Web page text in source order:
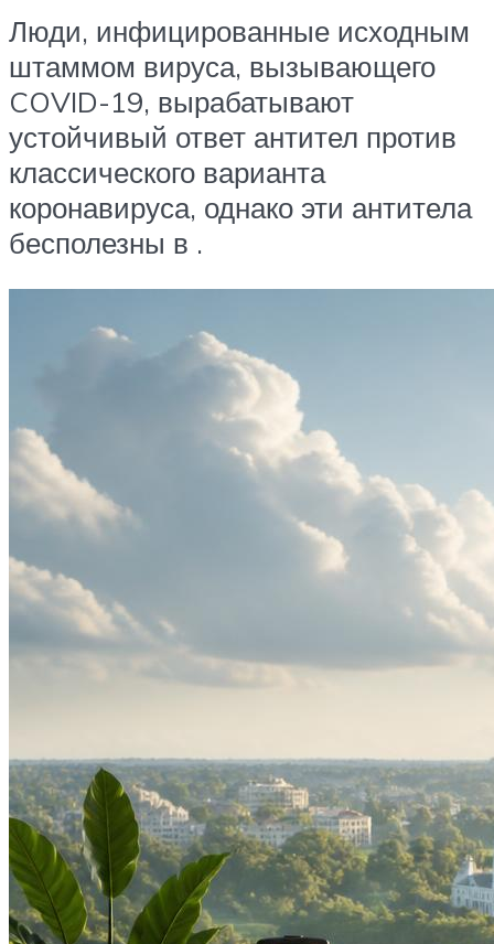
Люди, инфицированные исходным
штаммом вируса, вызывающего
COVID-19, вырабатывают
устойчивый ответ антител против
классического варианта
коронавируса, однако эти антитела
бесполезны в .